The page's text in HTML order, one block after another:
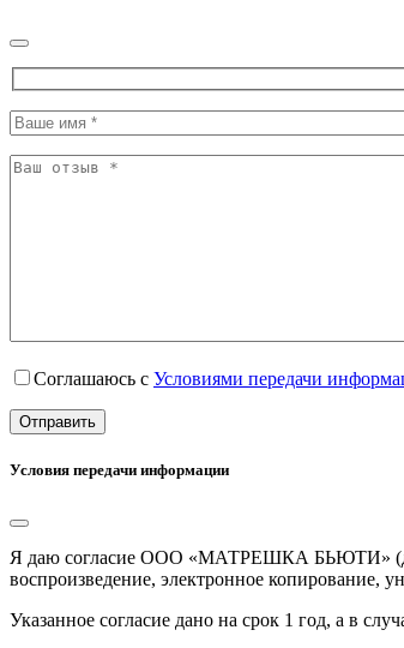
Соглашаюсь с Условиями передачи
Условия передачи информации
Я даю согласие ООО «МАТРЕШКА БЬЮТИ»
воспроизведение, электронное копирование,
Указанное согласие дано на срок 1 год, а в